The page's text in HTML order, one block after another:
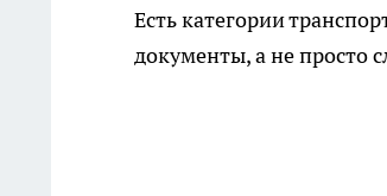
Есть категории
документы, а не просто